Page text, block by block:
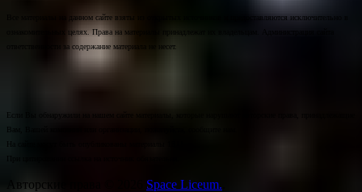
Все материалы на данном сайте взяты из открытых источников и предоставляются исключительно в
ознакомительных целях. Права на материалы принадлежат их владельцам. Администрация сайта
ответственности за содержание материала не несет.
Если Вы обнаружили на нашем сайте материалы, которые нарушают авторские права, принадлежащие
Вам, Вашей компании или организации, пожалуйста, сообщите нам.
На сайте могут быть опубликованы материалы 18+!
Авторские права © 2026 Space Liceum.